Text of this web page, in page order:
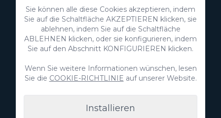
Entdecke
Immobilien
Villa Gran Canaria
Sie können alle diese Cookies akzeptieren, indem
Sie auf die Schaltfläche AKZEPTIEREN klicken, sie
ablehnen, indem Sie auf die Schaltfläche
ABLEHNEN klicken, oder sie konfigurieren, indem
Sie auf den Abschnitt KONFIGURIEREN klicken.
Wenn Sie weitere Informationen wünschen, lesen
Sie die COOKIE-RICHTLINIE auf unserer Website.
Installieren